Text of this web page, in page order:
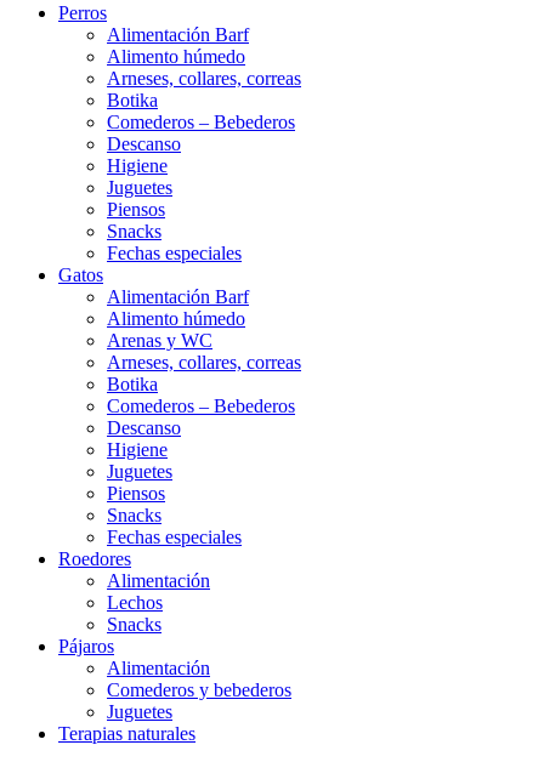
Perros
Alimentación Barf
Alimento húmedo
Arneses, collares, correas
Botika
Comederos – Bebederos
Descanso
Higiene
Juguetes
Piensos
Snacks
Fechas especiales
Gatos
Alimentación Barf
Alimento húmedo
Arenas y WC
Arneses, collares, correas
Botika
Comederos – Bebederos
Descanso
Higiene
Juguetes
Piensos
Snacks
Fechas especiales
Roedores
Alimentación
Lechos
Snacks
Pájaros
Alimentación
Comederos y bebederos
Juguetes
Terapias naturales